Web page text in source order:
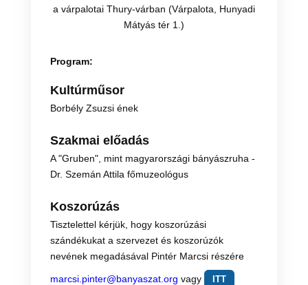
a várpalotai Thury-várban (Várpalota, Hunyadi
Mátyás tér 1.)
Program:
Kultúrműsor
Borbély Zsuzsi ének
Szakmai előadás
A "Gruben", mint magyarországi bányászruha -
Dr. Szemán Attila főmuzeológus
Koszorúzás
Tisztelettel kérjük, hogy koszorúzási
szándékukat a szervezet és koszorúzók
nevének megadásával Pintér Marcsi részére
marcsi.pinter@banyaszat.org vagy ITT